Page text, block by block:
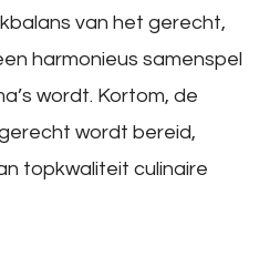
van het gerecht,
harmonieus samenspel
wordt. Kortom, de
wordt bereid,
topkwaliteit culinaire